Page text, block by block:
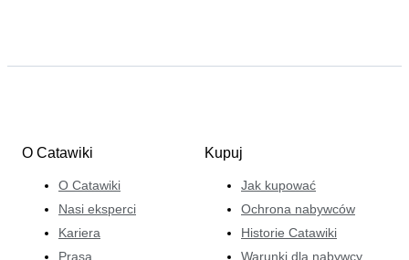
O Catawiki
O Catawiki
Nasi eksperci
Kariera
Prasa
Kupuj
Jak kupować
Ochrona nabywców
Historie Catawiki
Warunki dla nabywcy